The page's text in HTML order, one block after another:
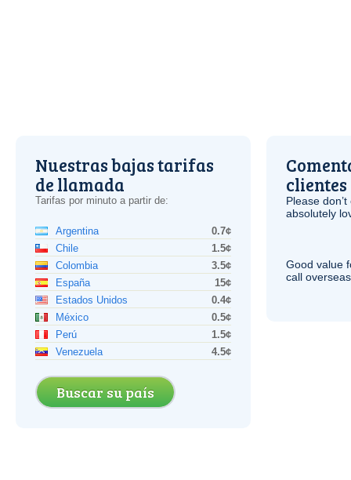
Nuestras bajas tarifas
de llamada
Tarifas por minuto a partir de:
Argentina
0.7¢
Chile
1.5¢
Colombia
3.5¢
España
15¢
Estados Unidos
0.4¢
México
0.5¢
Perú
1.5¢
Venezuela
4.5¢
Buscar su país
clientes
Please
absolutely
Good value
call